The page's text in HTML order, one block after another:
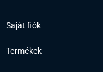
Saját fiók
Termékek